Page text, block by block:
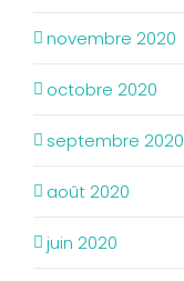
novembre 2020
octobre 2020
septembre 2020
août 2020
juin 2020